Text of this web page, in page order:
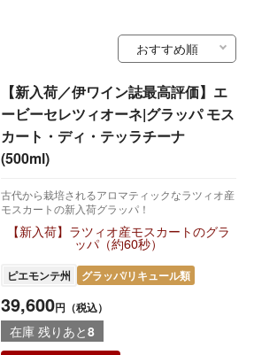
【新入荷／伊ワイン誌最高評価】エ
ービーセレツィオーネ|グラッパ モス
カート・ディ・テッラチーナ
(500ml)
古代から栽培されるアロマティックなラツィオ産
モスカートの新入荷グラッパ！
【新入荷】ラツィオ産モスカートのグラ
ッパ（約60秒）
ピエモンテ州 グラッパ/リキュール類
39,600円（税込）
在庫 残りあと8